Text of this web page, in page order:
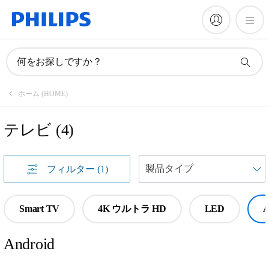
何をお探しですか？
ホーム (HOME)
テレビ (4)
フィルター (1)
Smart TV 4K ウルトラ HD LED
Android